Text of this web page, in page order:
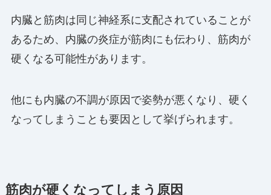
内臓と筋肉は同じ神経系に支配されていることが
あるため、内臓の炎症が筋肉にも伝わり、筋肉が
硬くなる可能性があります。
他にも内臓の不調が原因で姿勢が悪くなり、硬く
なってしまうことも要因として挙げられます。
筋肉が硬くなってしまう原因